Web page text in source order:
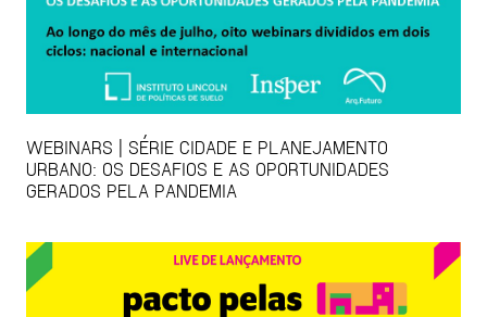
WEBINARS | SÉRIE CIDADE E PLANEJAMENTO
URBANO: OS DESAFIOS E AS OPORTUNIDADES
GERADOS PELA PANDEMIA